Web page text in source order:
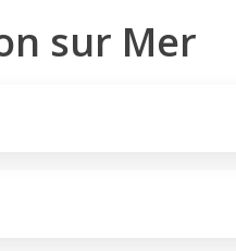
sur Mer